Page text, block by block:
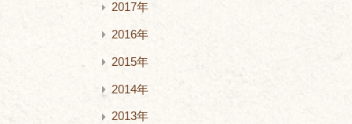
2017年
2016年
2015年
2014年
2013年